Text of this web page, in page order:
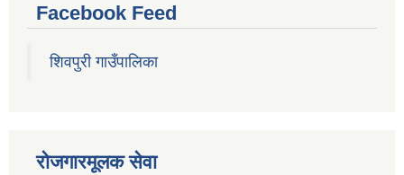
Facebook Feed
शिवपुरी गाउँपालिका
रोजगारमूलक सेवा